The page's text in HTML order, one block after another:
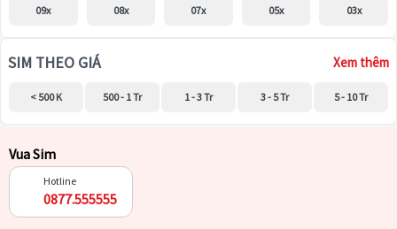
09x 08x 07x 05x 03x
SIM THEO GIÁ Xem thêm
< 500 K 500 - 1 Tr 1 - 3 Tr 3 - 5 Tr 5 - 10 Tr
Vua Sim
Hotline
0877.555555